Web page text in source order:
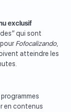
exclusif
qui sont
Fofocalizando,
atteindre les
en contenus